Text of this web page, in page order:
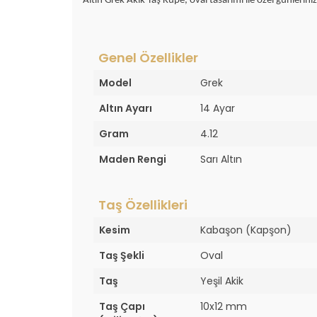
Genel Özellikler
Model
Grek
Altın Ayarı
14 Ayar
Gram
4.12
Maden Rengi
Sarı Altın
Taş Özellikleri
Kesim
Kabaşon (Kapşon)
Taş Şekli
Oval
Taş
Yeşil Akik
Taş Çapı
10x12 mm